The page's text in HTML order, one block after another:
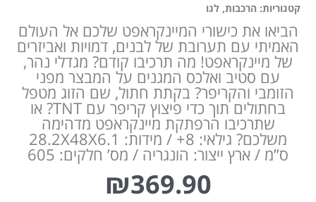
קטגוריות: הרכבות, לגו
הביאו את כישורי המיינקראפט שלכם אל העולם
האמיתי עם תערובת של לבנים, דמויות ואביזרים
של מיינקראפט! מה תרכיבו קודם? מגדלי נהר,
עם סטיב ואלכס המגנים על המבצר מפני
הזומבי והקריפר? בקתת חתול, שם הזוג מטפל
בחתולים תוך כדי פיצוץ קריפר עם TNT? או
שתרכיבו הרפתקת מיינקראפט מדהימה
משלכם? גילאי: 8+ / מידות: 28.2X48X6.1
ס”מ / ארץ ייצור: הונגריה / מס’ חלקים: 605
₪369.90